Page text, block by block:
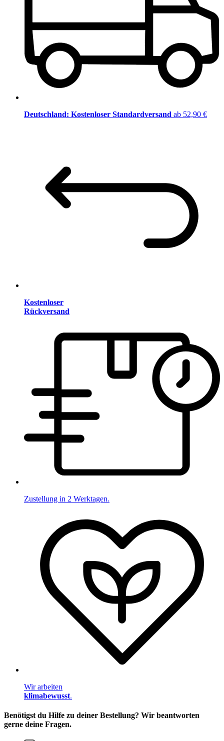
Deutschland: Kostenloser Standardversand ab 52,90 €
Kostenloser
Rückversand
Zustellung in 2 Werktagen.
Wir arbeiten
klimabewusst.
Benötigst du Hilfe zu deiner Bestellung? Wir beantworten
gerne deine Fragen.